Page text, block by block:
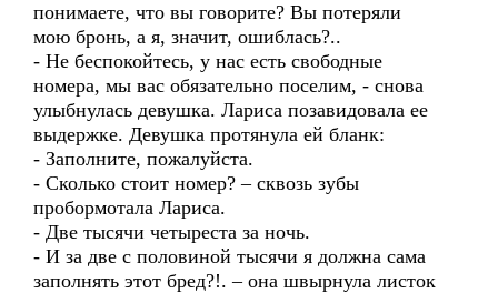
понимаете, что вы говорите? Вы потеряли
мою бронь, а я, значит, ошиблась?..
- Не беспокойтесь, у нас есть свободные
номера, мы вас обязательно поселим, - снова
улыбнулась девушка. Лариса позавидовала ее
выдержке. Девушка протянула ей бланк:
- Заполните, пожалуйста.
- Сколько стоит номер? – сквозь зубы
пробормотала Лариса.
- Две тысячи четыреста за ночь.
- И за две с половиной тысячи я должна сама
заполнять этот бред?!. – она швырнула листок